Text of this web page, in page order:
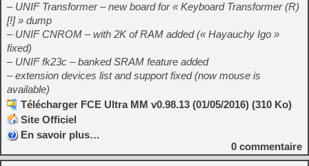
– UNIF Transformer – new board for « Keyboard Transformer (R)
[!] » dump
– UNIF CNROM – with 2K of RAM added (« Hayauchy Igo »
fixed)
– UNIF fk23c – banked SRAM feature added
– extension devices list and support fixed (now mouse is
available)
Télécharger FCE Ultra MM v0.98.13 (01/05/2016) (310 Ko)
Site Officiel
En savoir plus…
0 commentaire